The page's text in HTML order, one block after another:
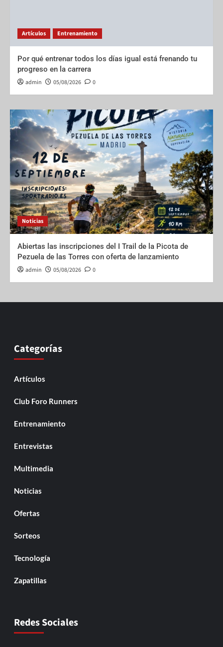
Artículos Entrenamiento
Por qué entrenar todos los días igual está frenando tu
progreso en la carrera
admin 05/08/2026 0
Noticias
Abiertas las inscripciones del I Trail de la Picota de
Pezuela de las Torres con oferta de lanzamiento
admin 05/08/2026 0
Categorías
Artículos
Club Foro Runners
Entrenamiento
Entrevistas
Multimedia
Noticias
Ofertas
Sorteos
Tecnología
Zapatillas
Redes Sociales